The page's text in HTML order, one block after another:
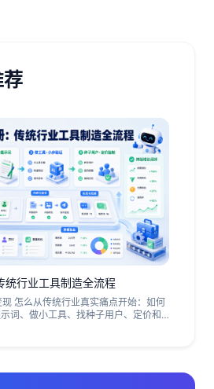
统行业工具制造全流程
怎么从传统行业真实痛点开始：如何
词、做小工具、找种子用户、定价和